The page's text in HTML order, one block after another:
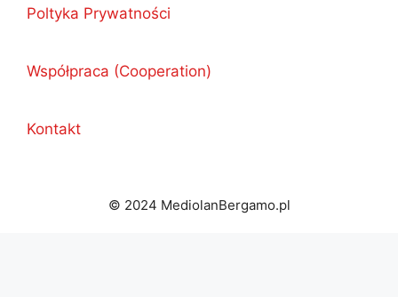
Poltyka Prywatności
Współpraca (Cooperation)
Kontakt
© 2024 MediolanBergamo.pl